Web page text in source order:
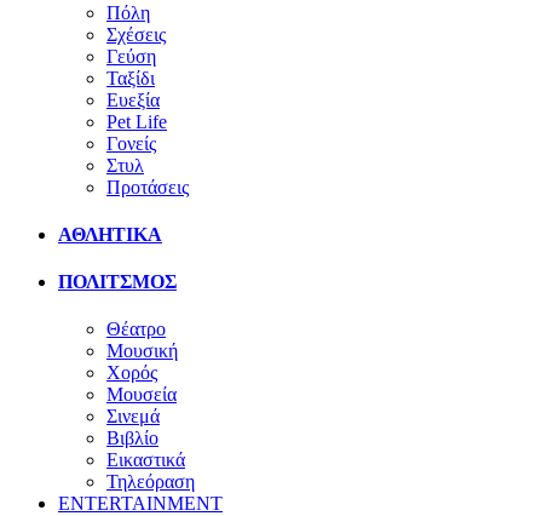
Πόλη
Σχέσεις
Γεύση
Ταξίδι
Ευεξία
Pet Life
Γονείς
Στυλ
Προτάσεις
ΑΘΛΗΤΙΚΑ
ΠΟΛΙΤΣΜΟΣ
Θέατρο
Μουσική
Χορός
Μουσεία
Σινεμά
Βιβλίο
Εικαστικά
Τηλεόραση
ENTERTAINMENT